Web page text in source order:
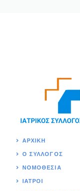
ΑΡΧΙΚΉ
Ο ΣΥΛΛΟΓΟΣ
ΝΟΜΟΘΕΣΊΑ
ΙΑΤΡΟΙ